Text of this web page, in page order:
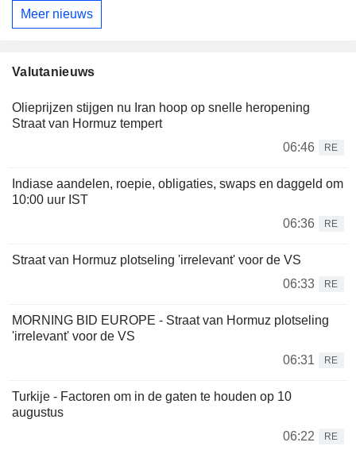
Meer nieuws
Valutanieuws
Olieprijzen stijgen nu Iran hoop op snelle heropening
Straat van Hormuz tempert
06:46
RE
Indiase aandelen, roepie, obligaties, swaps en daggeld om
10:00 uur IST
06:36
RE
Straat van Hormuz plotseling 'irrelevant' voor de VS
06:33
RE
MORNING BID EUROPE - Straat van Hormuz plotseling
'irrelevant' voor de VS
06:31
RE
Turkije - Factoren om in de gaten te houden op 10
augustus
06:22
RE